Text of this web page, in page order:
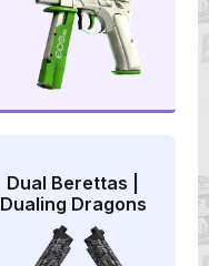
Dual Berettas |
Dualing Dragons